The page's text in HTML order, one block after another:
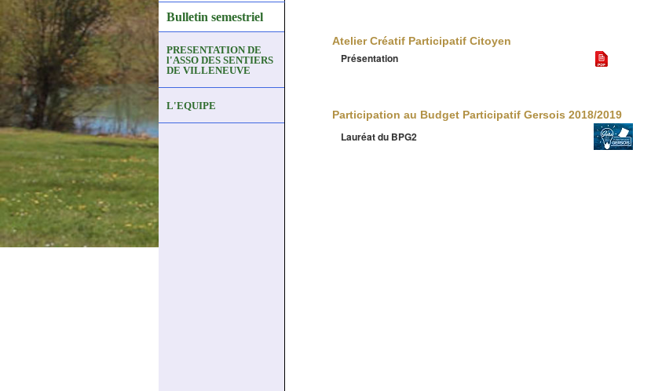
Bulletin semestriel
PRESENTATION DE
l'ASSO DES SENTIERS
DE VILLENEUVE
L'EQUIPE
Atelier Créatif Participatif Citoyen
Présentation
Participation au Budget Participatif Gersois 2018/2019
Lauréat du BPG2